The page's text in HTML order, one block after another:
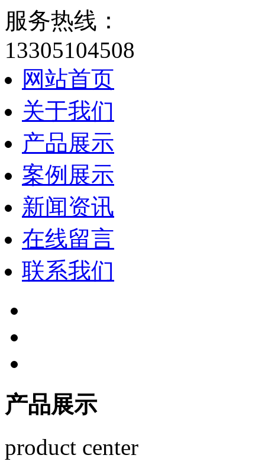
服务热线：
13305104508
网站首页
关于我们
产品展示
案例展示
新闻资讯
在线留言
联系我们
产品展示
product center